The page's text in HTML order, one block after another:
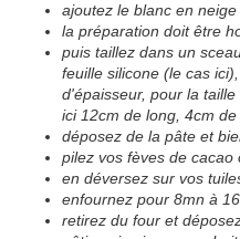
ajoutez le blanc en neige
la préparation doit être
puis taillez dans un
feuille silicone (le cas
d'épaisseur, pour la
ici 12cm de long, 4cm
déposez de la pâte et
pilez vos fèves de cacao
en déversez sur vos
enfournez pour 8mn à
retirez du four et